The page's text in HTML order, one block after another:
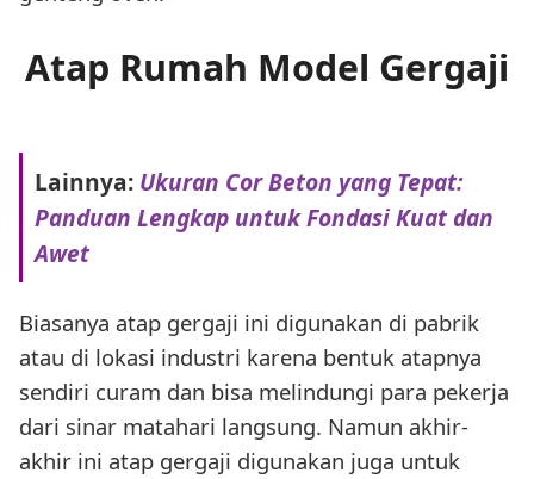
Atap Rumah Model Gergaji
Lainnya: Ukuran Cor Beton yang Tepat:
Panduan Lengkap untuk Fondasi Kuat dan
Awet
Biasanya atap gergaji ini digunakan di pabrik
atau di lokasi industri karena bentuk atapnya
sendiri curam dan bisa melindungi para pekerja
dari sinar matahari langsung. Namun akhir-
akhir ini atap gergaji digunakan juga untuk